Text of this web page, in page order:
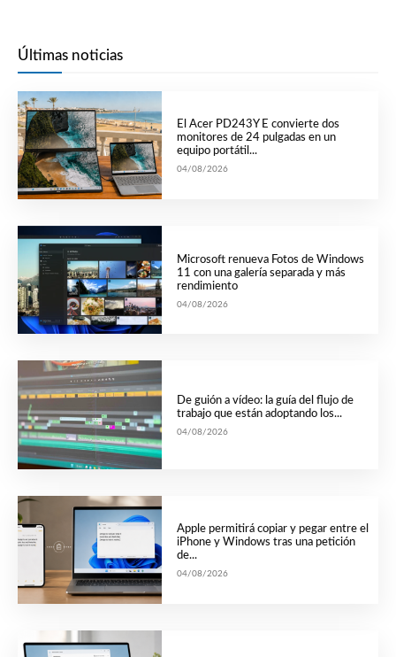
Últimas noticias
El Acer PD243Y E convierte dos
monitores de 24 pulgadas en un
equipo portátil...
04/08/2026
Microsoft renueva Fotos de Windows
11 con una galería separada y más
rendimiento
04/08/2026
De guión a vídeo: la guía del flujo de
trabajo que están adoptando los...
04/08/2026
Apple permitirá copiar y pegar entre el
iPhone y Windows tras una petición
de...
04/08/2026